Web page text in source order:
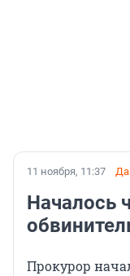
11 ноября, 11:37
Началось
Прокурор